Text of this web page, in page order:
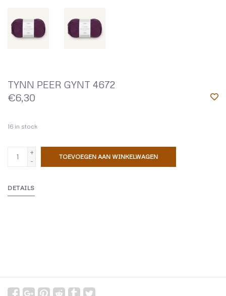
TYNN PEER GYNT 4672
€6,30
16 in stock
+
-
TOEVOEGEN AAN WINKELWAGEN
DETAILS